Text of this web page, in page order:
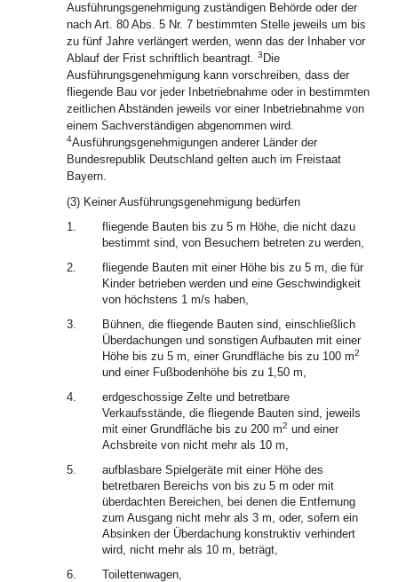
Ausführungsgenehmigung zuständigen Behörde oder der
nach Art. 80 Abs. 5 Nr. 7 bestimmten Stelle jeweils um bis
zu fünf Jahre verlängert werden, wenn das der Inhaber vor
Ablauf der Frist schriftlich beantragt. 3 Die
Ausführungsgenehmigung kann vorschreiben, dass der
fliegende Bau vor jeder Inbetriebnahme oder in bestimmten
zeitlichen Abständen jeweils vor einer Inbetriebnahme von
einem Sachverständigen abgenommen wird.
4Ausführungsgenehmigungen anderer Länder der
Bundesrepublik Deutschland gelten auch im Freistaat
Bayern.
(3) Keiner Ausführungsgenehmigung bedürfen
1.
fliegende Bauten bis zu 5 m Höhe, die nicht dazu
bestimmt sind, von Besuchern betreten zu werden,
2.
fliegende Bauten mit einer Höhe bis zu 5 m, die für
Kinder betrieben werden und eine Geschwindigkeit
von höchstens 1 m/s haben,
3.
Bühnen, die fliegende Bauten sind, einschließlich
Überdachungen und sonstigen Aufbauten mit einer
Höhe bis zu 5 m, einer Grundfläche bis zu 100 m2
und einer Fußbodenhöhe bis zu 1,50 m,
4.
erdgeschossige Zelte und betretbare
Verkaufsstände, die fliegende Bauten sind, jeweils
mit einer Grundfläche bis zu 200 m2 und einer
Achsbreite von nicht mehr als 10 m,
5.
aufblasbare Spielgeräte mit einer Höhe des
betretbaren Bereichs von bis zu 5 m oder mit
überdachten Bereichen, bei denen die Entfernung
zum Ausgang nicht mehr als 3 m, oder, sofern ein
Absinken der Überdachung konstruktiv verhindert
wird, nicht mehr als 10 m, beträgt,
6.
Toilettenwagen,